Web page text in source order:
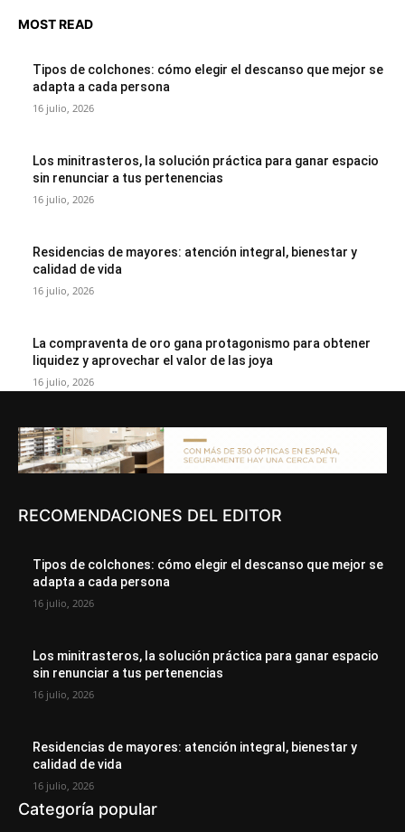
MOST READ
Tipos de colchones: cómo elegir el descanso que mejor se
adapta a cada persona
16 julio, 2026
Los minitrasteros, la solución práctica para ganar espacio
sin renunciar a tus pertenencias
16 julio, 2026
Residencias de mayores: atención integral, bienestar y
calidad de vida
16 julio, 2026
La compraventa de oro gana protagonismo para obtener
liquidez y aprovechar el valor de las joya
16 julio, 2026
RECOMENDACIONES DEL EDITOR
Tipos de colchones: cómo elegir el descanso que mejor se
adapta a cada persona
16 julio, 2026
Los minitrasteros, la solución práctica para ganar espacio
sin renunciar a tus pertenencias
16 julio, 2026
Residencias de mayores: atención integral, bienestar y
calidad de vida
16 julio, 2026
Categoría popular